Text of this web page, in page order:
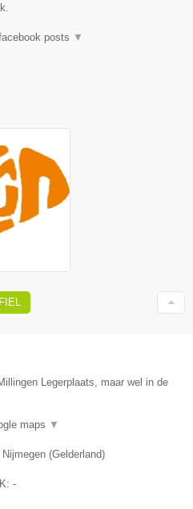
posts ▼
Legerplaats, maar wel in de
maps ▼
Nijmegen (Gelderland)
-